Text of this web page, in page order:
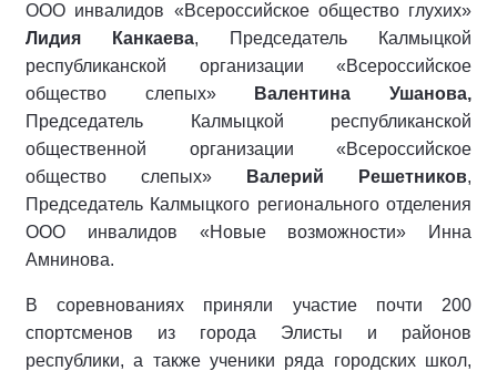
ООО инвалидов «Всероссийское общество глухих»
Лидия Канкаева, Председатель Калмыцкой
республиканской организации «Всероссийское
общество слепых»
Валентина Ушанова,
Председатель Калмыцкой республиканской
общественной организации «Всероссийское
общество слепых»
Валерий Решетников,
Председатель Калмыцкого регионального отделения
ООО инвалидов «Новые возможности» Инна
Амнинова.
В соревнованиях приняли участие почти 200
спортсменов из города Элисты и районов
республики, а также ученики ряда городских школ,